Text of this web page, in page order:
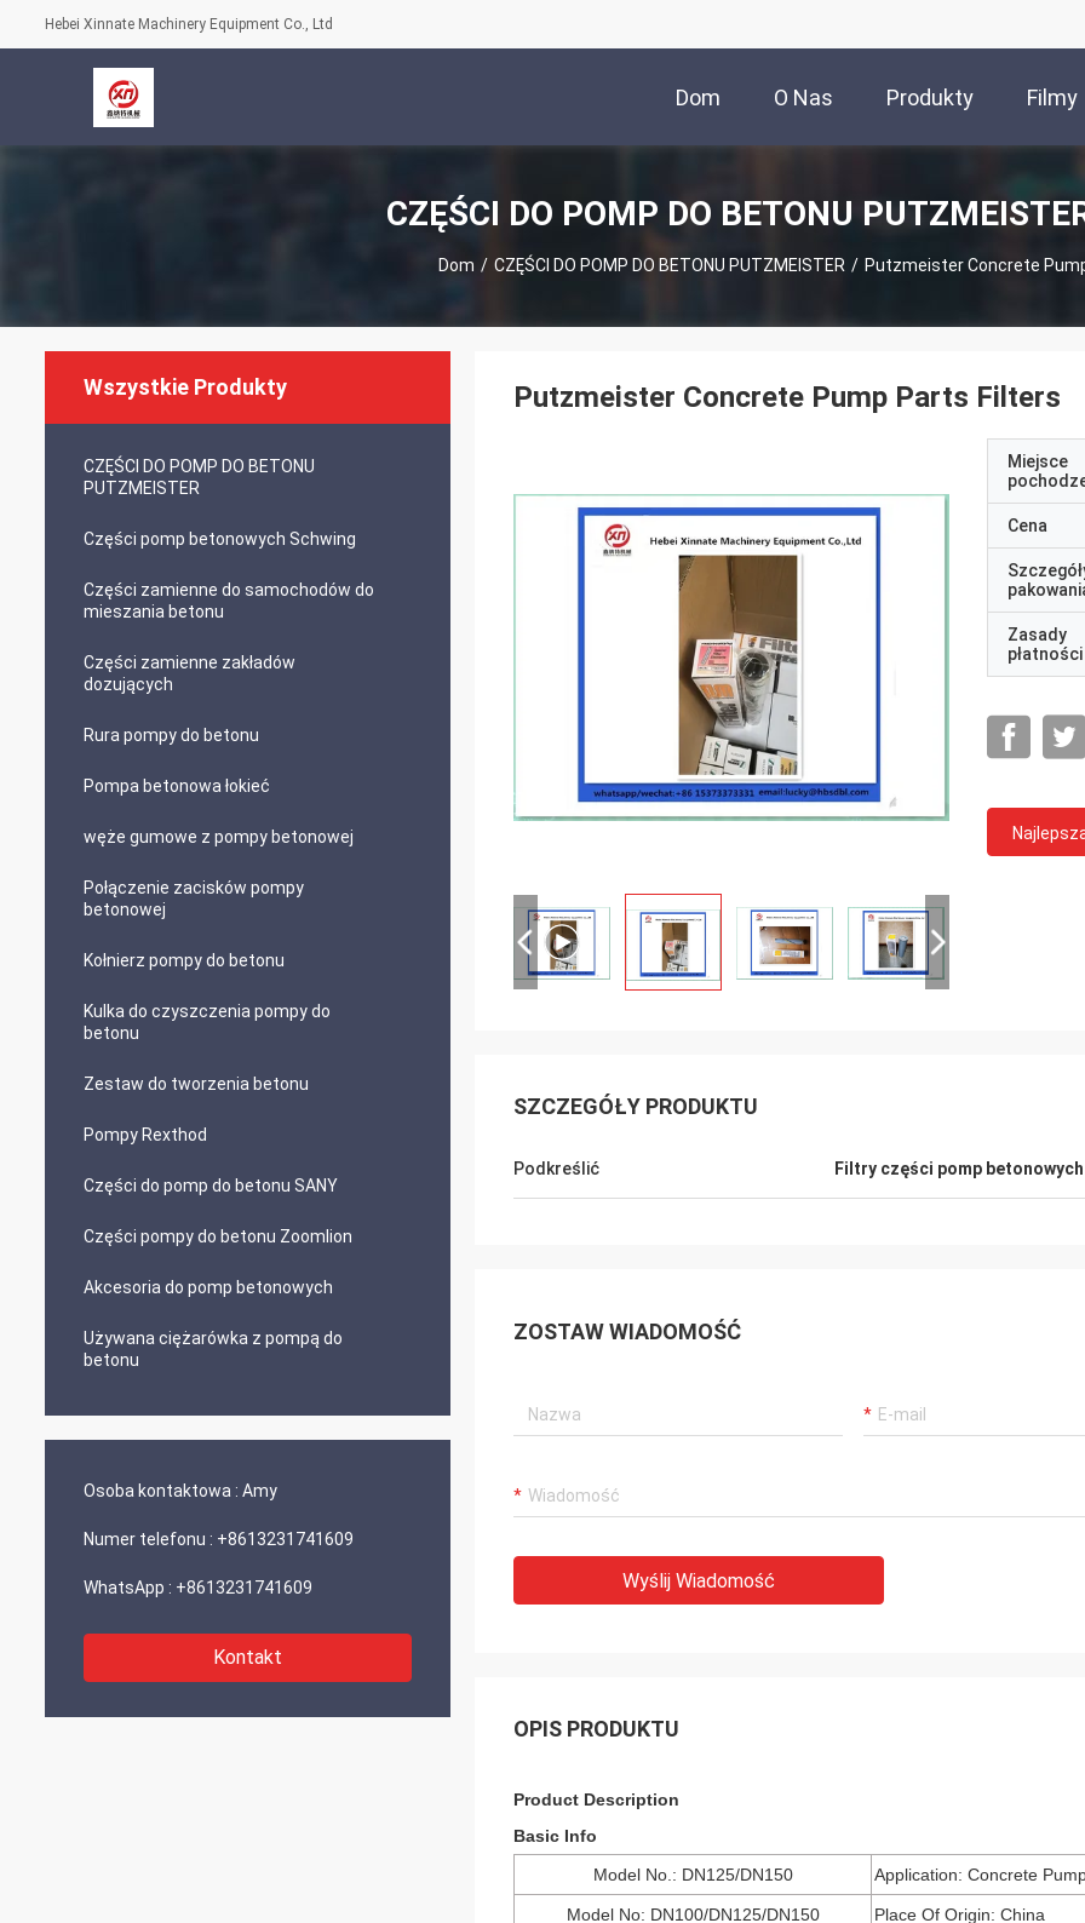
Hebei Xinnate Machinery Equipment Co., Ltd
Dom O Nas Produkty Filmy
CZĘŚCI DO POMP DO BETONU
Dom / CZĘŚCI DO POMP DO BETONU PUTZMEISTER / Putzmeister Concrete
Wszystkie Produkty
CZĘŚCI DO POMP DO BETONU
PUTZMEISTER
Części pomp betonowych Schwing
Części zamienne do samochodów do
mieszania betonu
Części zamienne zakładów
dozujących
Rura pompy do betonu
Pompa betonowa łokieć
węże gumowe z pompy betonowej
Połączenie zacisków pompy
betonowej
Kołnierz pompy do betonu
Kulka do czyszczenia pompy do
betonu
Zestaw do tworzenia betonu
Pompy Rexthod
Części do pomp do betonu SANY
Części pompy do betonu Zoomlion
Akcesoria do pomp betonowych
Używana ciężarówka z pompą do
betonu
Osoba kontaktowa : Amy
Numer telefonu : +8613231741609
WhatsApp : +8613231741609
Kontakt
Putzmeister Concrete Pump Parts Filters
Miejsce
Cena
Zasady
płatności
SZCZEGÓŁY PRODUKTU
Podkreślić Filtry części pomp
ZOSTAW WIADOMOŚĆ
Wyślij Wiadomość
OPIS PRODUKTU
Product Description
Basic Info
Model No.: DN125/DN150
Application: Concrete
Model No: DN100/DN125/DN150 Place Of Origin: China